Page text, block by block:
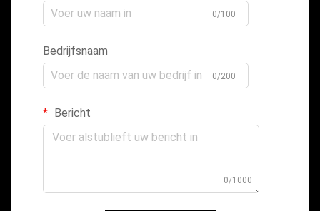
0/100
Bedrijfsnaam
0/200
Bericht
0/1000